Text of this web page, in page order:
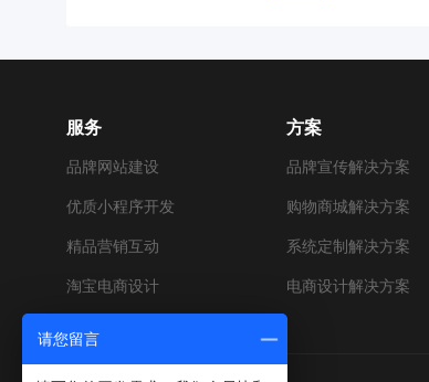
服务
品牌网站建设
优质小程序开发
精品营销互动
淘宝电商设计
方案
品牌宣传解决方案
购物商城解决方案
系统定制解决方案
电商设计解决方案
请您留言